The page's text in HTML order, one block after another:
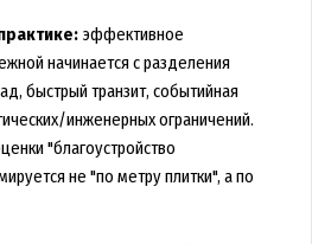
эффективное
начинается с разделения
быстрый транзит, событийная
инженерных ограничений.
"благоустройство
не "по метру плитки", а по